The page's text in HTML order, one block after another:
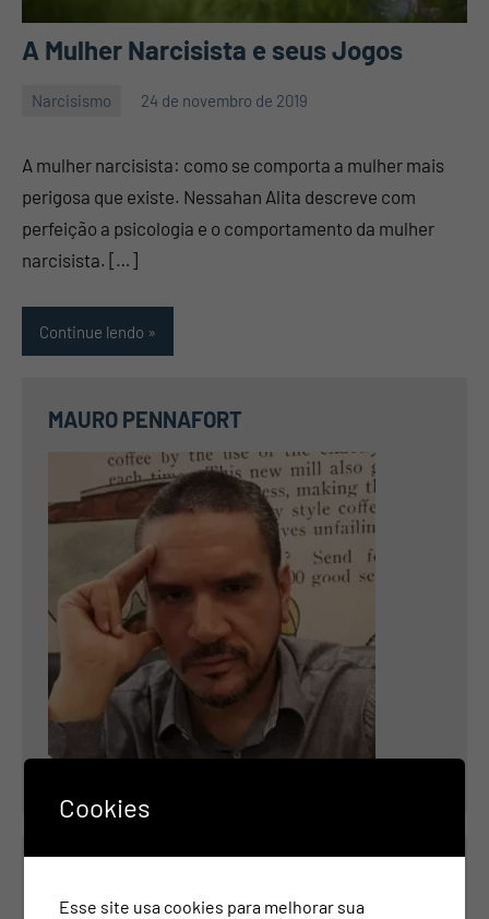
A Mulher Narcisista e seus Jogos
Narcisismo 24 de novembro de 2019
A mulher narcisista: como se comporta a mulher mais
perigosa que existe. Nessahan Alita descreve com
perfeição a psicologia e o comportamento da mulher
narcisista. […]
Continue lendo
MAURO PENNAFORT
Contatos
Cookies
Esse site usa cookies para melhorar sua